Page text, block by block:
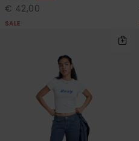
€ 42,00
SALE